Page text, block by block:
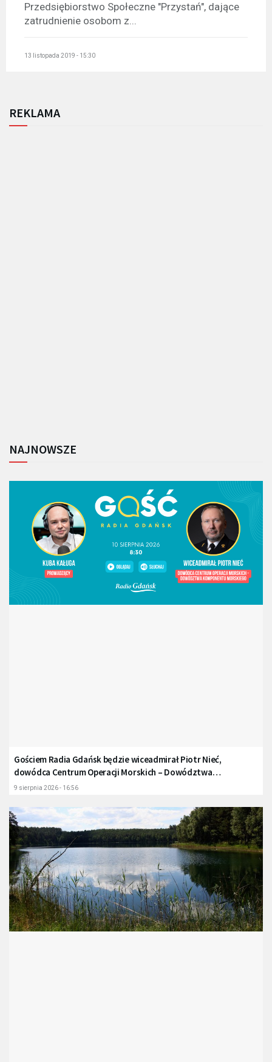
Przedsiębiorstwo Społeczne "Przystań", dające
zatrudnienie osobom z...
13 listopada 2019 - 15:30
REKLAMA
NAJNOWSZE
Gościem Radia Gdańsk będzie wiceadmirał Piotr Nieć,
dowódca Centrum Operacji Morskich – Dowództwa
Komponentu Morskiego
9 sierpnia 2026 - 16:56